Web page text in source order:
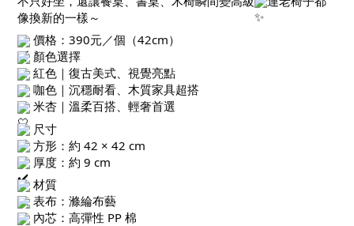
像換新的一樣～
價格：390元／個（42cm）
顏色選擇
紅色｜復古美式、視覺亮點
咖色｜沉穩耐看、木質家具超搭
米杏｜溫柔百搭、輕奢首選
尺寸
方形：約 42 × 42 cm
厚度：約 9 cm
材質
表布：滌綸布藝
內芯：高彈性 PP 棉